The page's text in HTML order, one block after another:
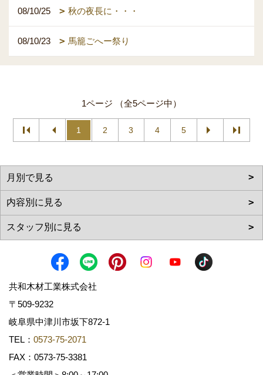
08/10/25 秋の夜長に・・・
08/10/23 馬籠ごへー祭り
1ページ （全5ページ中）
1 2 3 4 5
共和木材工業株式会社
〒509-9232
岐阜県中津川市坂下872‐1
TEL： 0573-75-2071
FAX：0573-75-3381